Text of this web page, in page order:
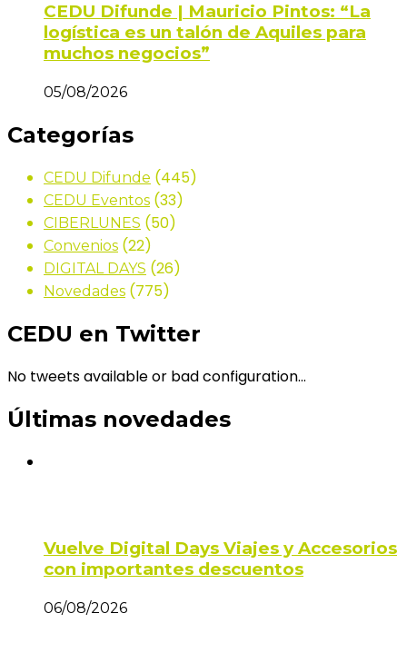
CEDU Difunde | Mauricio Pintos: “La
logística es un talón de Aquiles para
muchos negocios”
05/08/2026
Categorías
CEDU Difunde (445)
CEDU Eventos (33)
CIBERLUNES (50)
Convenios (22)
DIGITAL DAYS (26)
Novedades (775)
CEDU en Twitter
No tweets available or bad configuration...
Últimas novedades
Vuelve Digital Days Viajes y Accesorios
con importantes descuentos
06/08/2026